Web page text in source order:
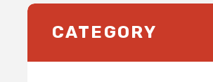
CATEGORY